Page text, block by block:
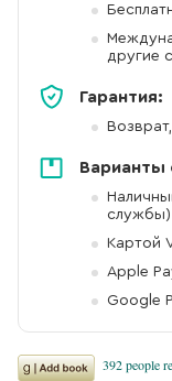
другие
Гарантия:
Варианты
службы)
Картой
Apple
Google